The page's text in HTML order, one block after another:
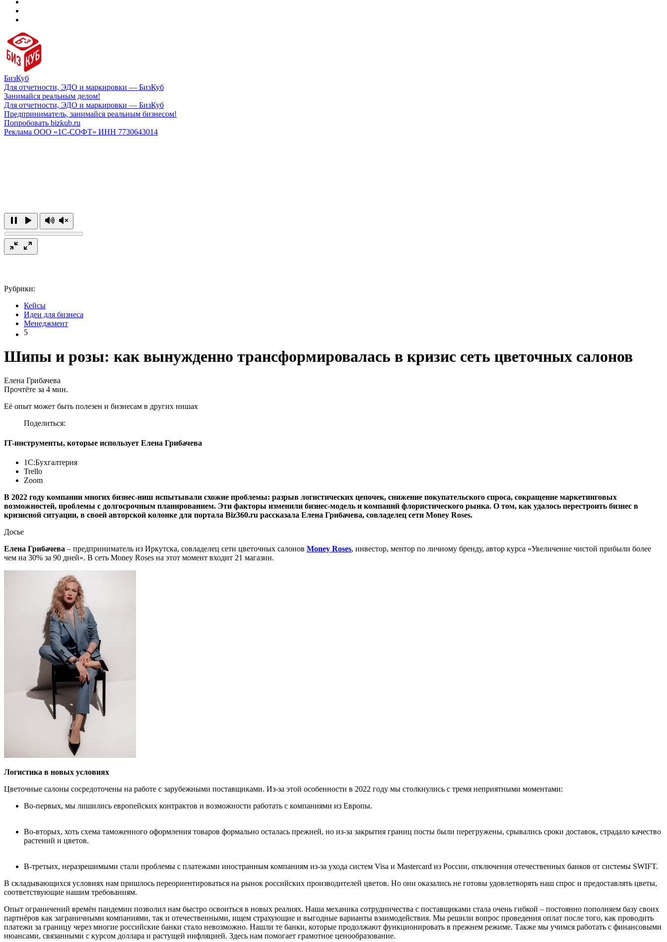
БизКуб
Для отчетности, ЭДО и маркировки — БизКуб
Занимайся реальным делом!
Для отчетности, ЭДО и маркировки — БизКуб
Предприниматель, занимайся реальным бизнесом!
Попробовать bizkub.ru
Реклама ООО «1С-СОФТ» ИНН 7730643014
Рубрики:
Кейсы
Идеи для бизнеса
Менеджмент
5
Шипы и розы: как вынужденно трансформировалась в кризис сеть цветочных салонов
Елена Грибачева
Прочтёте за 4 мин.
Её опыт может быть полезен и бизнесам в других нишах
Поделиться:
IT-инструменты, которые использует Елена Грибачева
1С:Бухгалтерия
Trello
Zoom
В 2022 году компании многих бизнес-ниш испытывали схожие проблемы: разрыв логистических цепочек, снижение покупательского спроса, сокращение маркетинговых
возможностей, проблемы с долгосрочным планированием. Эти факторы изменили бизнес-модель и компаний флористического рынка. О том, как удалось перестроить бизнес в
кризисной ситуации, в своей авторской колонке для портала Biz360.ru рассказала Елена Грибачева, совладелец сети Money Roses.
Досье
Елена Грибачева – предприниматель из Иркутска, совладелец сети цветочных салонов Money Roses, инвестор, ментор по личному бренду, автор курса «Увеличение чистой прибыли более
чем на 30% за 90 дней». В сеть Money Roses на этот момент входит 21 магазин.
Логистика в новых условиях
Цветочные салоны сосредоточены на работе с зарубежными поставщиками. Из-за этой особенности в 2022 году мы столкнулись с тремя неприятными моментами:
Во-первых, мы лишились европейских контрактов и возможности работать с компаниями из Европы.
Во-вторых, хоть схема таможенного оформления товаров формально осталась прежней, но из-за закрытия границ посты были перегружены, срывались сроки доставок, страдало качество
растений и цветов.
В-третьих, неразрешимыми стали проблемы с платежами иностранным компаниям из-за ухода систем Visa и Mastercard из России, отключения отечественных банков от системы SWIFT.
В складывающихся условиях нам пришлось переориентироваться на рынок российских производителей цветов. Но они оказались не готовы удовлетворять наш спрос и предоставлять цветы,
соответствующие нашим требованиям.
Опыт ограничений времён пандемии позволил нам быстро освоиться в новых реалиях. Наша механика сотрудничества с поставщиками стала очень гибкой – постоянно пополняем базу своих
партнёров как заграничными компаниями, так и отечественными, ищем страхующие и выгодные варианты взаимодействия. Мы решили вопрос проведения оплат после того, как проводить
платежи за границу через многие российские банки стало невозможно. Нашли те банки, которые продолжают функционировать в прежнем режиме. Также мы учимся работать с финансовыми
нюансами, связанными с курсом доллара и растущей инфляцией. Здесь нам помогает грамотное ценообразование.